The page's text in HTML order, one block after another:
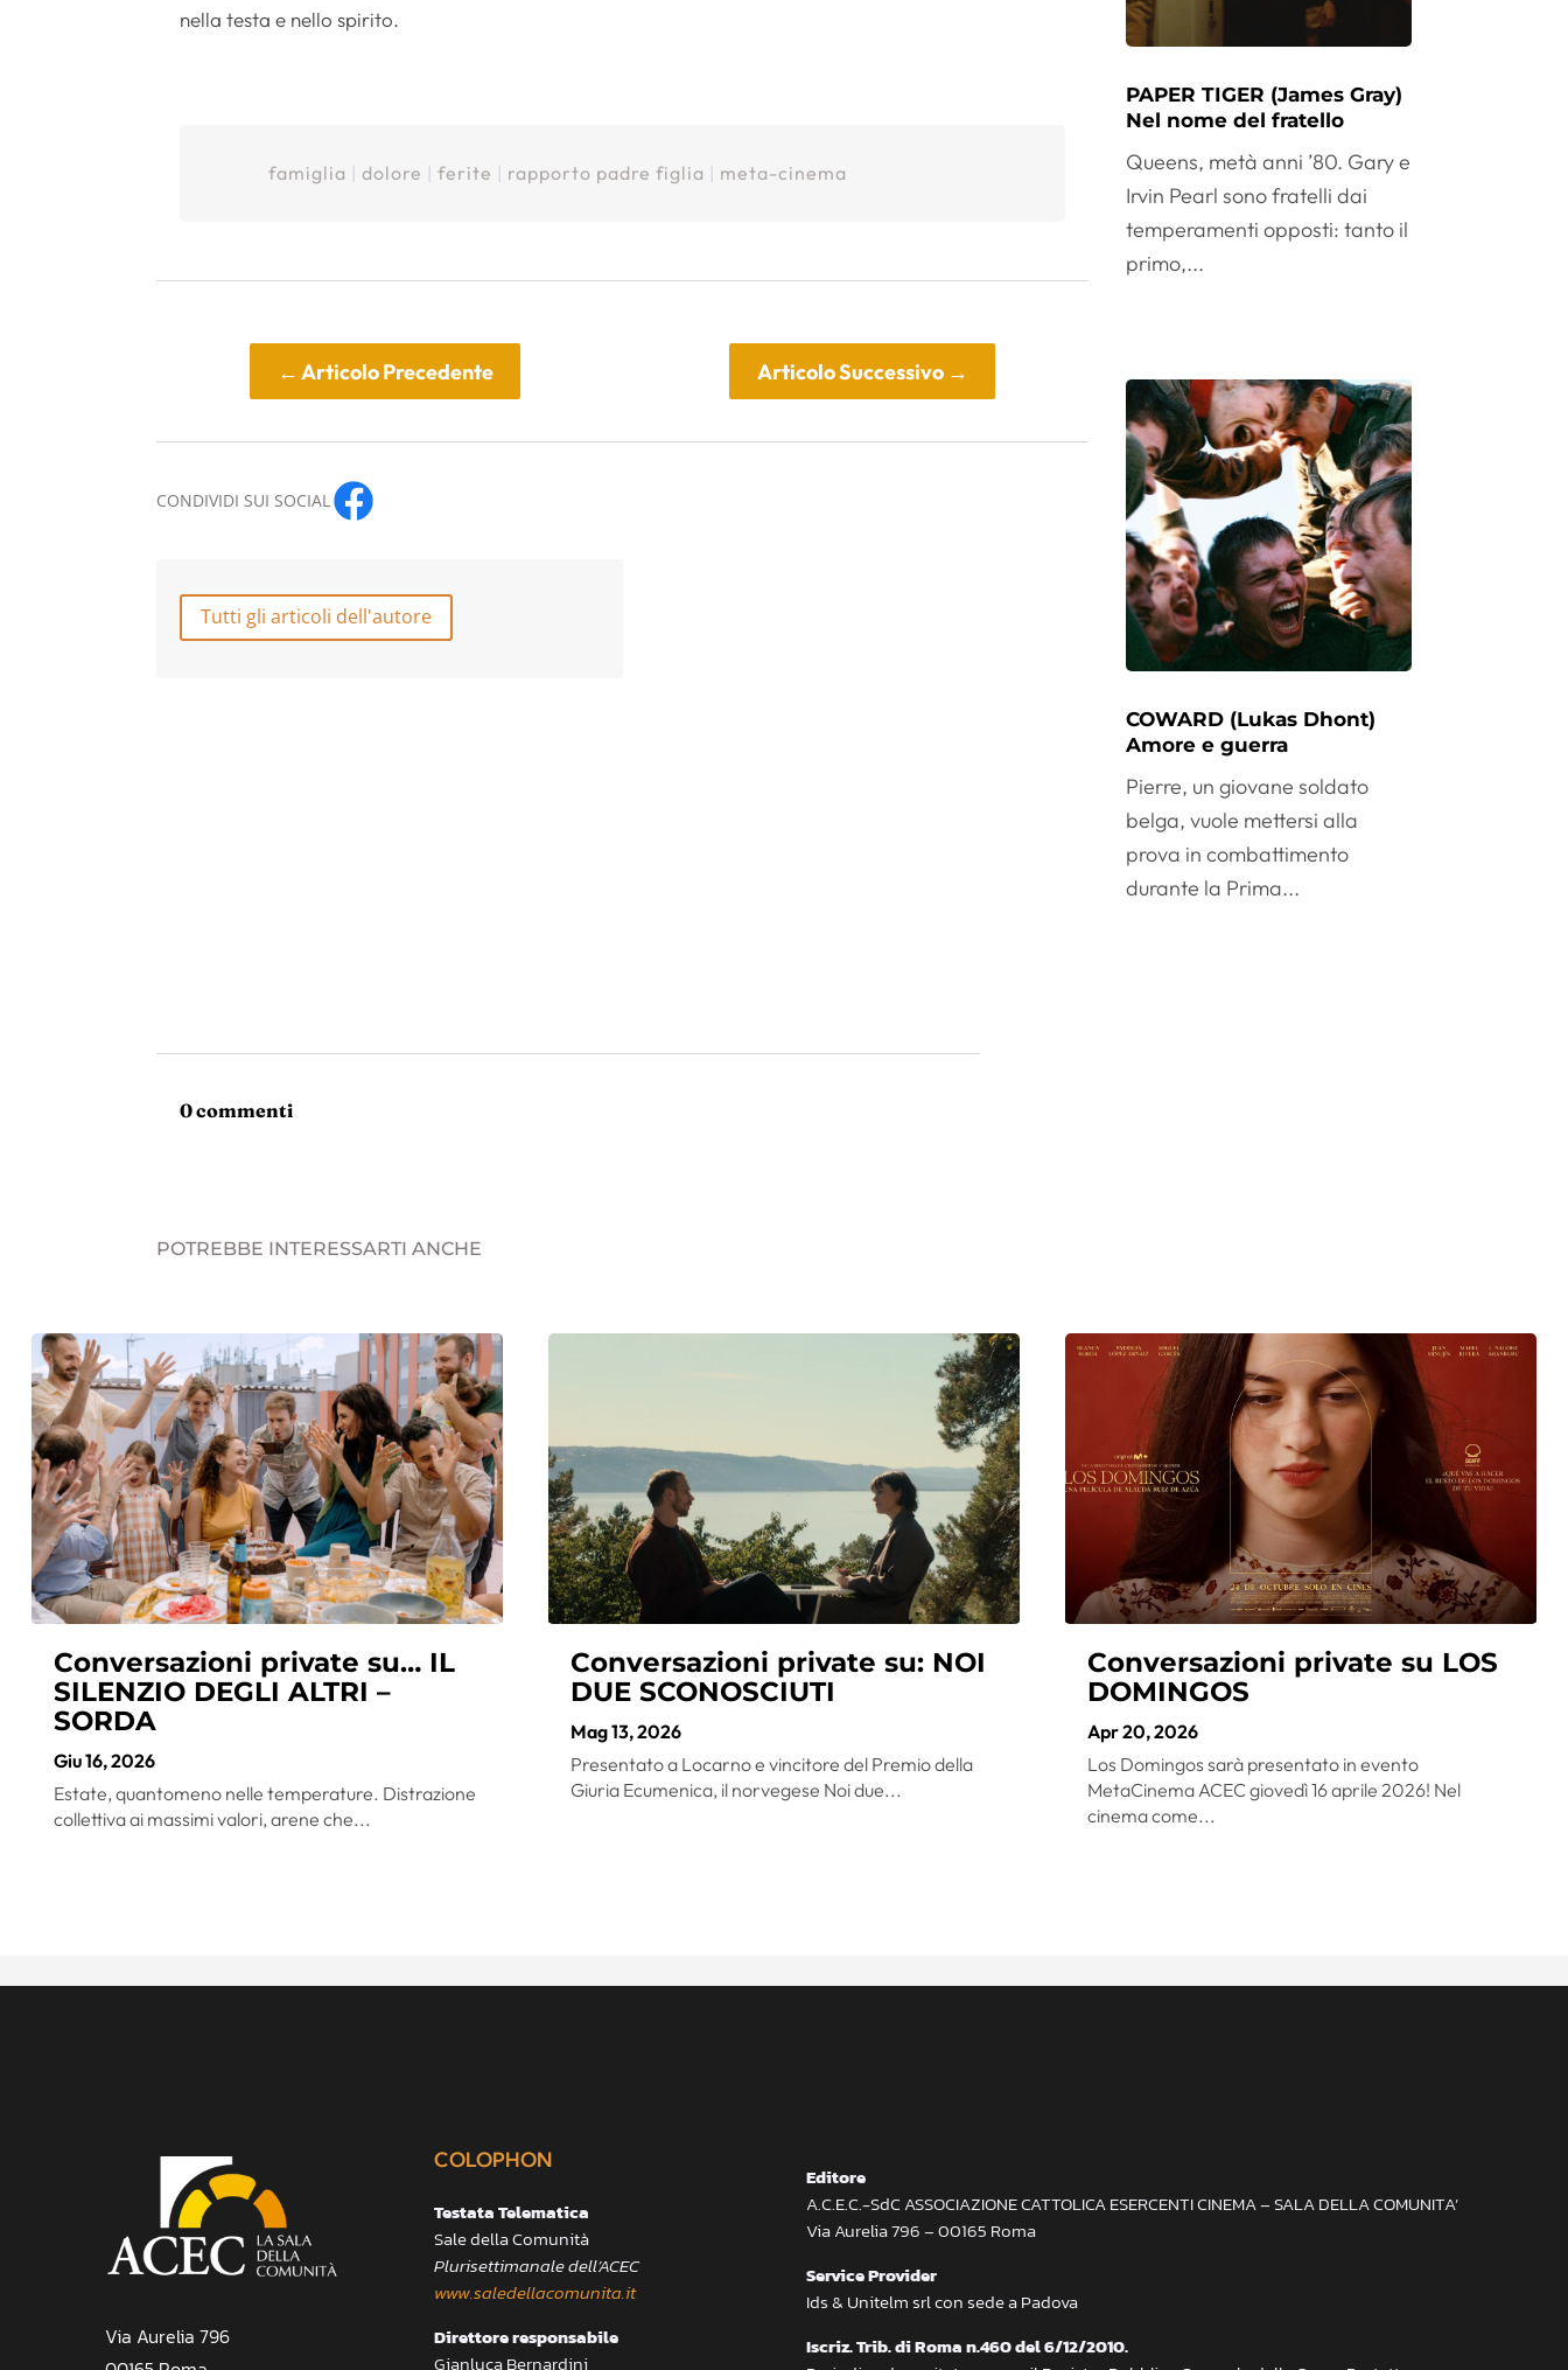
nella testa e nello spirito.
famiglia |dolore |ferite rapporto padre figlia meta-cinema
← Articolo Precedente Articolo Successivo→
CONDIVIDI SUI SOCIAL
Tutti gli articoli dell'autore
PAPER TIGER (James Gray)
Nel nome del fratello
Queens, metà anni ’80. Gary e
Irvin Pearl sono fratelli dai
temperamenti opposti: tanto il
primo,...
COWARD (Lukas Dhont)
Amore e guerra
Pierre, un giovane soldato
belga, vuole mettersi alla
prova in combattimento
durante la Prima...
0 commenti
POTREBBE INTERESSARTI ANCHE
Conversazioni private su… IL
SILENZIO DEGLI ALTRI –
SORDA
Giu 16, 2026
Estate, quantomeno nelle temperature. Distrazione
collettiva ai massimi valori, arene che...
Conversazioni private su: NOI
DUE SCONOSCIUTI
Mag 13, 2026
Presentato a Locarno e vincitore del Premio della
Giuria Ecumenica, il norvegese Noi due...
Conversazioni private su LOS
DOMINGOS
Apr 20, 2026
Los Domingos sarà presentato in evento
MetaCinema ACEC giovedì 16 aprile 2026! Nel
cinema come...
Via Aurelia 796
COLOPHON
Testata Telematica
Sale della Comunità
Plurisettimanale dell’ACEC
www.saledellacomunita.it
Direttore responsabile
Gianluca Bernardini
Editore
A.C.E.C.-SdC ASSOCIAZIONE CATTOLICA ESERCENTI CINEMA – SALA DELLA COMUNITA’
Via Aurelia 796 – 00165 Roma
Service Provider
Ids & Unitelm srl con sede a Padova
Iscriz. Trib. di Roma n.460 del 6/12/2010.